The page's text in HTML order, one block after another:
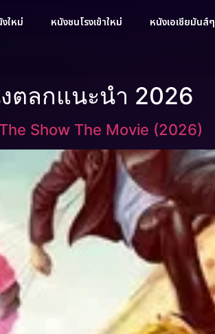
ใหม่ หนังชนโรงเข้าใหม่ หนังเอเชียมันส์ๆ
ตลกแนะนำ 2026
Show The Movie (2026)